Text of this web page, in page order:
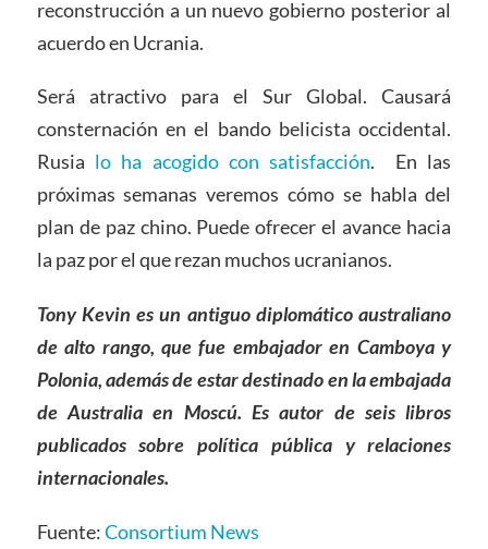
reconstrucción a un nuevo gobierno posterior al
acuerdo en Ucrania.
Será atractivo para el Sur Global. Causará
consternación en el bando belicista occidental.
Rusia lo ha acogido con satisfacción. En las
próximas semanas veremos cómo se habla del
plan de paz chino. Puede ofrecer el avance hacia
la paz por el que rezan muchos ucranianos.
Tony Kevin es un antiguo diplomático australiano
de alto rango, que fue embajador en Camboya y
Polonia, además de estar destinado en la embajada
de Australia en Moscú. Es autor de seis libros
publicados sobre política pública y relaciones
internacionales.
Fuente:Consortium News